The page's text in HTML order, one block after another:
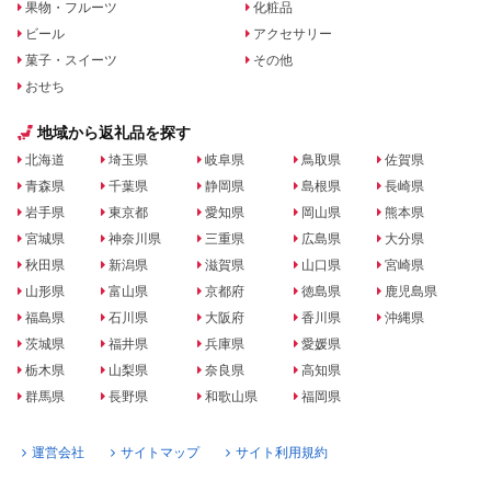
果物・フルーツ
ビール
菓子・スイーツ
おせち
化粧品
アクセサリー
その他
地域から返礼品を探す
北海道
青森県
岩手県
宮城県
秋田県
山形県
福島県
茨城県
栃木県
群馬県
埼玉県
千葉県
東京都
神奈川県
新潟県
富山県
石川県
福井県
山梨県
長野県
岐阜県
静岡県
愛知県
三重県
滋賀県
京都府
大阪府
兵庫県
奈良県
和歌山県
鳥取県
島根県
岡山県
広島県
山口県
徳島県
香川県
愛媛県
高知県
福岡県
佐賀県
長崎県
熊本県
大分県
宮崎県
鹿児島県
沖縄県
運営会社 サイトマップ サイト利用規約